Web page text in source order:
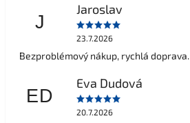
J
Jaroslav
23.7.2026
Bezproblémový nákup, rychlá doprava.
ED
Eva Dudová
20.7.2026